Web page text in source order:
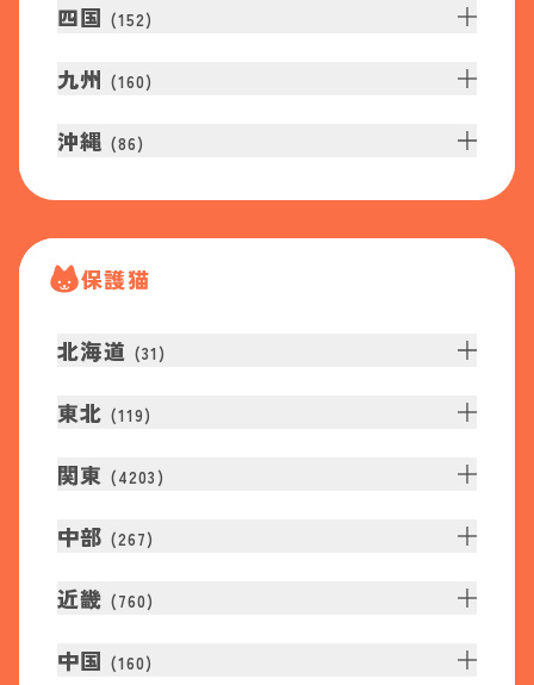
四国 (152)
九州 (160)
沖縄 (86)
保護猫
北海道 (31 )
東北 (119)
関東 (4203 )
中部 (267)
近畿 (760)
中国 (160)